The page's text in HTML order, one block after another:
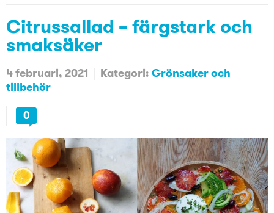
Citrussallad – färgstark och
smaksäker
4 februari, 2021 Kategori: Grönsaker och
tillbehör
0